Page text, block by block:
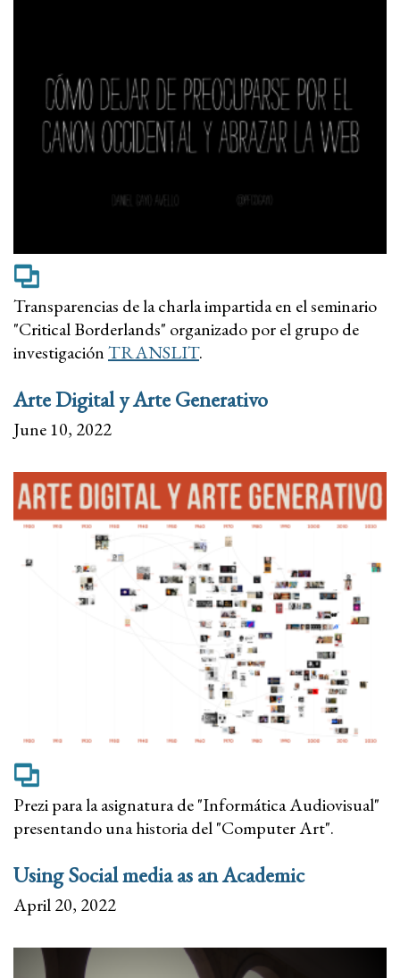
Transparencias de la charla impartida en el seminario
"Critical Borderlands" organizado por el grupo de
investigaciónTRANSLIT.
Arte Digital y Arte Generativo
June 10, 2022
Prezi para la asignatura de "Informática Audiovisual"
presentando una historia del "Computer Art".
Using Social media as an Academic
April 20, 2022